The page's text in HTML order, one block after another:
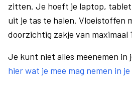
zitten. Je hoeft je laptop,
uit je tas te halen. Vloeistoffen
doorzichtig zakje van
Je kunt niet alles meenemen in
hier wat je mee mag nemen in